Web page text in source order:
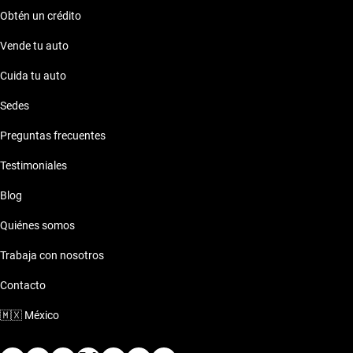
Obtén un crédito
Vende tu auto
Cuida tu auto
Sedes
Preguntas frecuentes
Testimoniales
Blog
Quiénes somos
Trabaja con nosotros
Contacto
🇲🇽 México